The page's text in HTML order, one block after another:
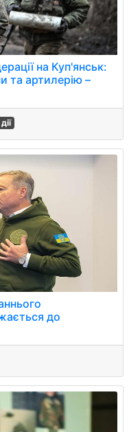
на Куп'янськ:
та артилерію –
до